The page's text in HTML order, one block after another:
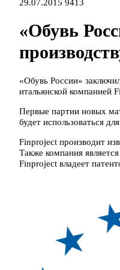
29.07.2015 9413
«Обувь
«Обувь России»
итальянской компанией
Первые партии новых
будет использоваться
Finproject производит
Также компания
Finproject владеет